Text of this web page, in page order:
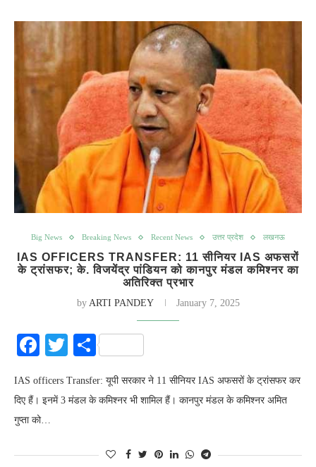
Big News Breaking News Recent News उत्तर प्रदेश लखनऊ
IAS OFFICERS TRANSFER: 11 सीनियर IAS अफसरों
के ट्रांसफर; के. विजयेंद्र पांडियन को कानपुर मंडल कमिश्नर का
अतिरिक्त प्रभार
by ARTI PANDEY January 7, 2025
Facebook
Twitter
Share
IAS officers Transfer: यूपी सरकार ने 11 सीनियर IAS अफसरों के ट्रांसफर कर
दिए हैं। इनमें 3 मंडल के कमिश्नर भी शामिल हैं। कानपुर मंडल के कमिश्नर अमित
गुप्ता को…